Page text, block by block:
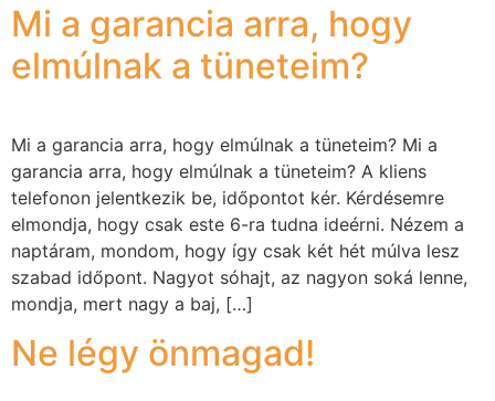
Mi a garancia arra, hogy
elmúlnak a tüneteim?
Mi a garancia arra, hogy elmúlnak a tüneteim? Mi a
garancia arra, hogy elmúlnak a tüneteim? A kliens
telefonon jelentkezik be, időpontot kér. Kérdésemre
elmondja, hogy csak este 6-ra tudna ideérni. Nézem a
naptáram, mondom, hogy így csak két hét múlva lesz
szabad időpont. Nagyot sóhajt, az nagyon soká lenne,
mondja, mert nagy a baj, […]
Ne légy önmagad!